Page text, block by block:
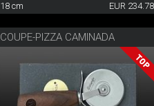
18 cm EUR 234.78
COUPE-PIZZA CAMINADA